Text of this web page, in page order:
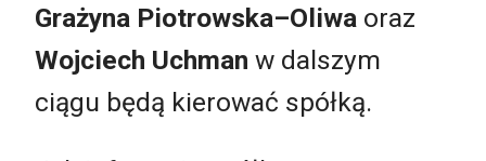
Grażyna Piotrowska–Oliwa oraz
Wojciech Uchman w dalszym
ciągu będą kierować spółką.